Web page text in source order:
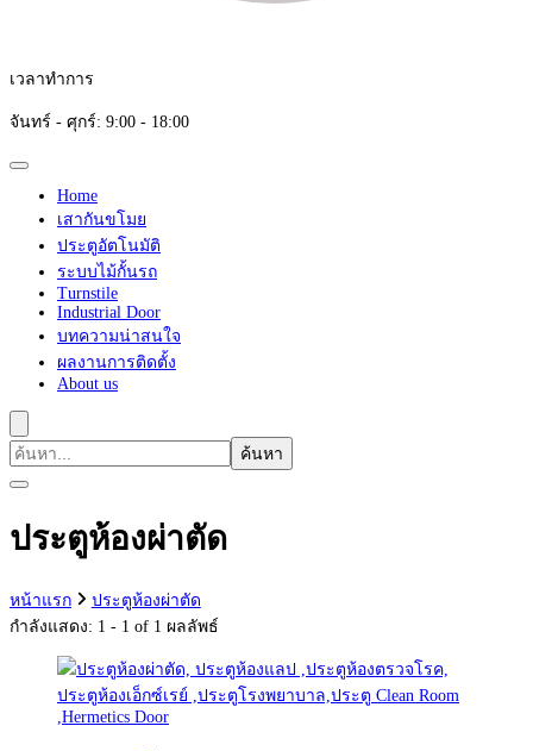
เวลาทำการ
จันทร์ - ศุกร์: 9:00 - 18:00
Home
เสากันขโมย
ประตูอัตโนมัติ
ระบบไม้กั้นรถ
Turnstile
Industrial Door
บทความน่าสนใจ
ผลงานการติดตั้ง
About us
ค้นหา
ประตูห้องผ่าตัด
หน้าแรก
ประตูห้องผ่าตัด
กำลังแสดง: 1 - 1 of 1 ผลลัพธ์